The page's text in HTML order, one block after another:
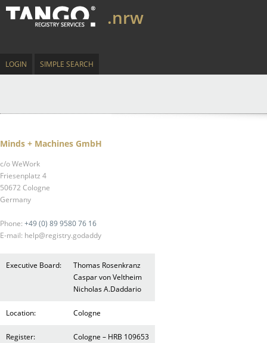
.nrw
LOGIN SIMPLE SEARCH
Minds + Machines GmbH
c/o WeWork
Friesenplatz 4
50672 Cologne
Germany
Phone: +49 (0) 89 9580 76 16
E-mail: help@registry.godaddy
Executive Board:
Thomas Rosenkranz
Caspar von Veltheim
Nicholas A.Daddario
Location: Cologne
Register: Cologne – HRB 109653